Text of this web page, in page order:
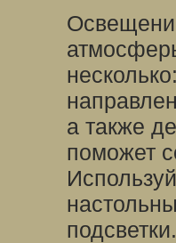
а также
поможет
подсветки.